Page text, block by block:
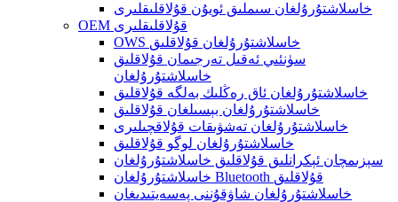
خاسلاشتۇرۇلغان سىملىق ئويۇن قۇلاقلىقلىرى
OEM قۇلاقلىقلىرى
OWS خاسلاشتۇرۇلغان قۇلاقلىق
سۈنئىي ئەقىل تەرجىمان قۇلاقلىق
خاسلاشتۇرۇلغان
خاسلاشتۇرۇلغان ئاق رەڭلىك بەلگە قۇلاقلىق
خاسلاشتۇرۇلغان بېسىلغان قۇلاقلىق
خاسلاشتۇرۇلغان تەشۋىقات قۇلاقچىلىرى
خاسلاشتۇرۇلغان لوگو قۇلاقلىق
سېزىمچان ئېكرانلىق قۇلاقلىق خاسلاشتۇرۇلغان
خاسلاشتۇرۇلغان Bluetooth قۇلاقلىق
خاسلاشتۇرۇلغان شاۋقۇننى پەسەيتىدىغان